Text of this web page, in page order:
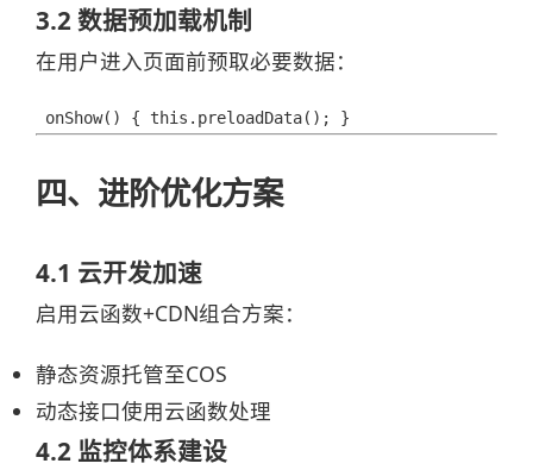
3.2 数据预加载机制
在用户进入页面前预取必要数据：
onShow() { this.preloadData(); }
四、进阶优化方案
4.1 云开发加速
启用云函数+CDN组合方案：
静态资源托管至COS
动态接口使用云函数处理
4.2 监控体系建设